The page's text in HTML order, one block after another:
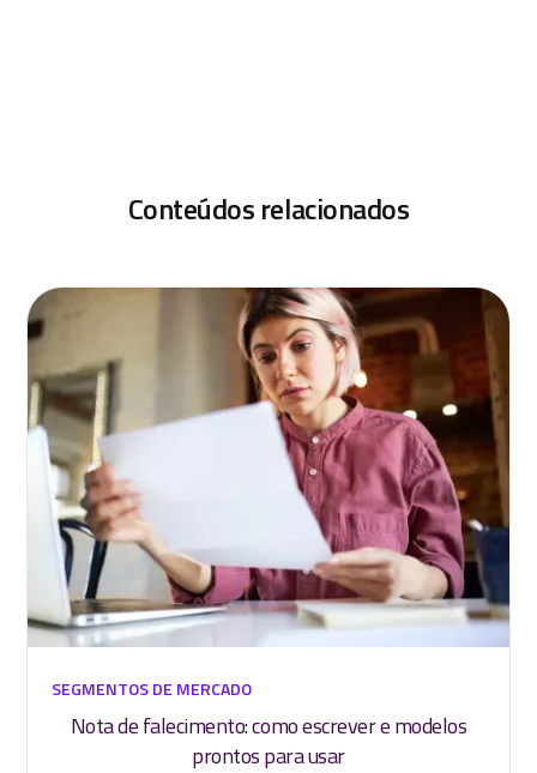
Conteúdos relacionados
SEGMENTOS DE MERCADO
Nota de falecimento: como escrever e modelos
prontos para usar